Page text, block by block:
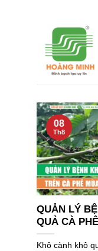
QUẢN LÝ
QUẢ CÀ
Khô cành khô
08
Th8